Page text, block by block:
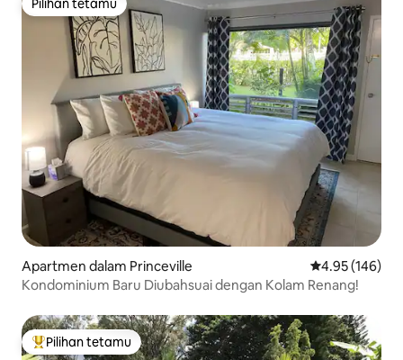
Pilihan tetamu
Pilihan tetamu
Apartmen dalam Princeville Penarafan
4.95 (146)
Kondominium Baru Diubahsuai dengan Kolam Renang!
Pilihan utama tetamu
Pilihan tetamu